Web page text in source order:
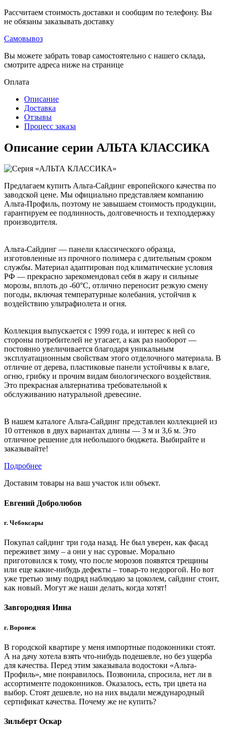
Рассчитаем стоимость доставки и сообщим по телефону. Вы
не обязаны заказывать доставку
Самовывоз
Вы можете забрать товар самостоятельно с нашего склада,
смотрите адреса ниже на странице
Оплата
Описание
Доставка
Отзывы
Процесс заказа
Описание серии АЛЬТА КЛАССИКА
Предлагаем купить Альта-Сайдинг европейского качества по
заводской цене. Мы официально представляем компанию
Альта-Профиль, поэтому не завышаем стоимость продукции,
гарантируем ее подлинность, долговечность и техподдержку
производителя.
Альта-Сайдинг — панели классического образца,
изготовленные из прочного полимера с длительным сроком
службы. Материал адаптирован под климатические условия
РФ — прекрасно зарекомендовал себя в жару и сильные
морозы, вплоть до -60°C, отлично переносит резкую смену
погоды, включая температурные колебания, устойчив к
воздействию ультрафиолета и огня.
Коллекция выпускается с 1999 года, и интерес к ней со
стороны потребителей не угасает, а как раз наоборот —
постоянно увеличивается благодаря уникальным
эксплуатационным свойствам этого отделочного материала. В
отличие от дерева, пластиковые панели устойчивы к влаге,
огню, грибку и прочим видам биологического воздействия.
Это прекрасная альтернатива требовательной к
обслуживанию натуральной древесине.
В нашем каталоге Альта-Сайдинг представлен коллекцией из
10 оттенков в двух вариантах длины — 3 м и 3,6 м. Это
отличное решение для небольшого бюджета. Выбирайте и
заказывайте!
Подробнее
Доставим товары на ваш участок или объект.
Евгений Добролюбов
г. Чебоксары
Покупал сайдинг три года назад. Не был уверен, как фасад
переживет зиму – а они у нас суровые. Морально
приготовился к тому, что после морозов появятся трещины
или еще какие-нибудь дефекты – товар-то недорогой. Но вот
уже третью зиму подряд наблюдаю за цоколем, сайдинг стоит,
как новый. Могут же наши делать, когда хотят!
Завгородняя Инна
г. Воронеж
В городской квартире у меня импортные подоконники стоят.
А на дачу хотела взять что-нибудь подешевле, но без ущерба
для качества. Перед этим заказывала водостоки «Альта-
Профиль», мне понравилось. Позвонила, спросила, нет ли в
ассортименте подоконников. Оказалось, есть, три цвета на
выбор. Стоят дешевле, но на них выдали международный
сертификат качества. Почему же не купить?
Зильберт Оскар